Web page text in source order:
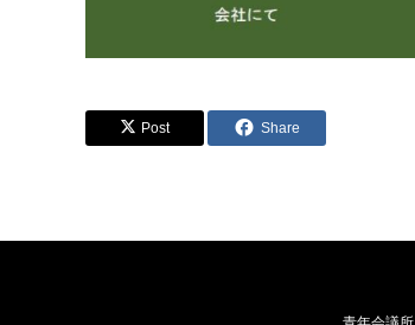
Post Share